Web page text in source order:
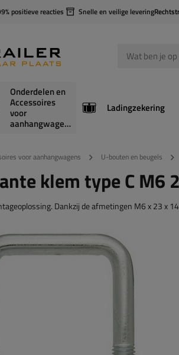
positieve reacties Snelle en veilige levering
Onderdelen en
Accessoires
voor
aanhangwagens
Ladingzekering
voor aanhangwagens U-bouten en beugels
klem type C
Dankzij de afmetingen M6 x 23 x